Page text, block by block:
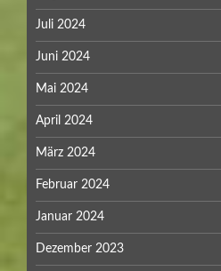
Juli 2024
Juni 2024
Mai 2024
April 2024
März 2024
Februar 2024
Januar 2024
Dezember 2023